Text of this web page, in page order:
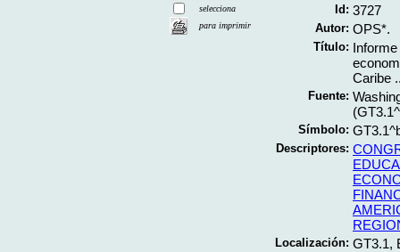
selecciona
para imprimir
Id: 3727
Autor: OPS*.
Título:
Caribe
Fuente:
Símbolo:
Descriptores:
Localización: GT3.1,